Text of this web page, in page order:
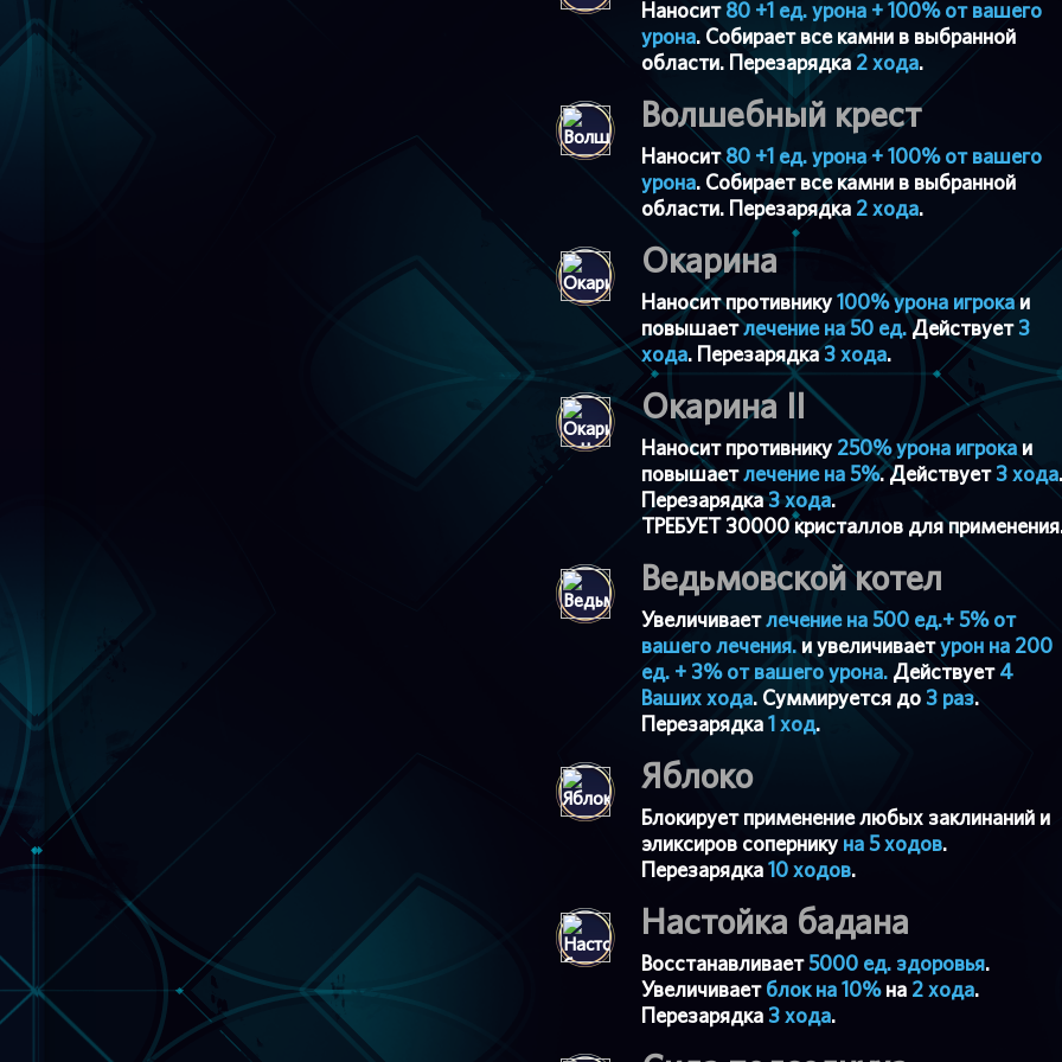
Наносит80 +1 ед. урона + 100% от вашего
урона. Собирает все камни в выбранной
области. Перезарядка 2 хода.
Волшебный крест
Наносит80 +1 ед. урона + 100% от вашего
урона. Собирает все камни в выбранной
области. Перезарядка 2 хода.
Окарина
Наносит противнику100% урона игрокаи
повышаетлечение на 50 ед.Действует3
хода. Перезарядка3 хода.
Окарина II
Наносит противнику 250% урона игрока и
повышаетлечение на 5%. Действует3 хода.
Перезарядка3 хода.
ТРЕБУЕТ 30000 кристаллов для
Ведьмовской котел
Увеличиваетлечение на 500 ед.+ 5% от
вашего лечения. и увеличиваетурон на 200
ед. + 3% от вашего урона. Действует4
Ваших хода. Суммируется до3 раз.
Перезарядка1 ход.
Яблоко
Блокирует применение любых заклинаний и
эликсиров сопернику на 5 ходов.
Перезарядка10 ходов.
Настойка бадана
Восстанавливает5000 ед. здоровья.
Увеличиваетблок на 10%на 2 хода.
Перезарядка3 хода.